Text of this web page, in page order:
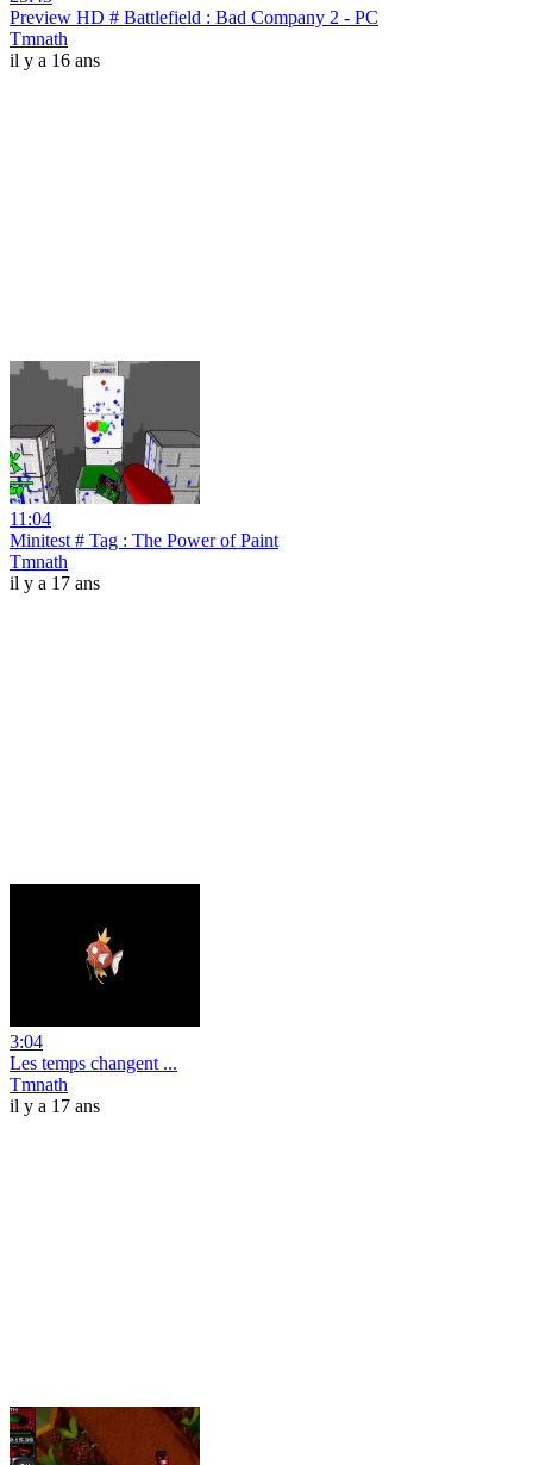
Preview HD # Battlefield : Bad Company 2 - PC
Tmnath
il y a 16 ans
11:04
Minitest # Tag : The Power of Paint
Tmnath
il y a 17 ans
3:04
Les temps changent ...
Tmnath
il y a 17 ans